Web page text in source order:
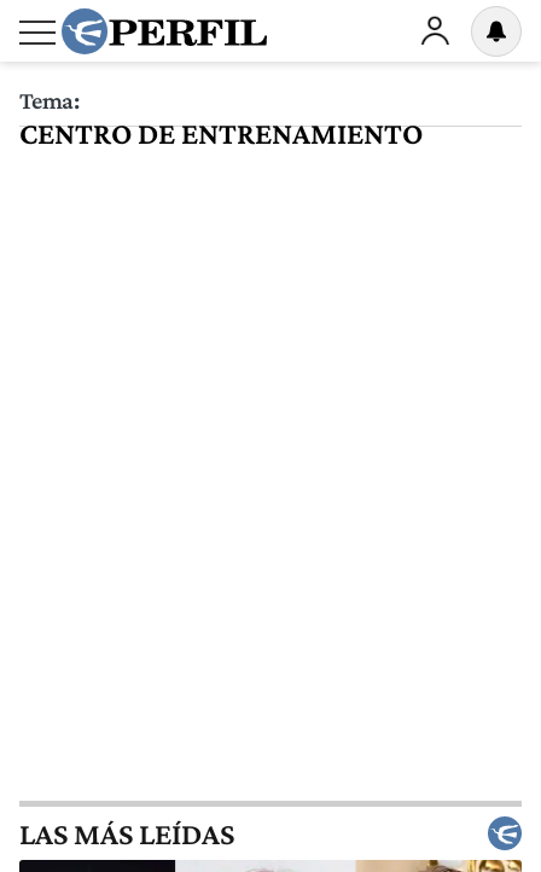
Tema:
CENTRO DE ENTRENAMIENTO
LAS MÁS LEÍDAS